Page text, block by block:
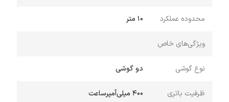
محدوده عملکرد ۱۰ متر
ویژگی‌های خاص
نوع گوشی دو گوشی
ظرفیت باتری ۴۰۰ میلی‌آمپر‌ساعت